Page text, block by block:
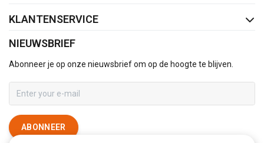
KLANTENSERVICE
NIEUWSBRIEF
Abonneer je op onze nieuwsbrief om op de hoogte te blijven.
ABONNEER